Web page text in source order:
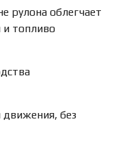
рулона облегчает
и топливо
движения, без